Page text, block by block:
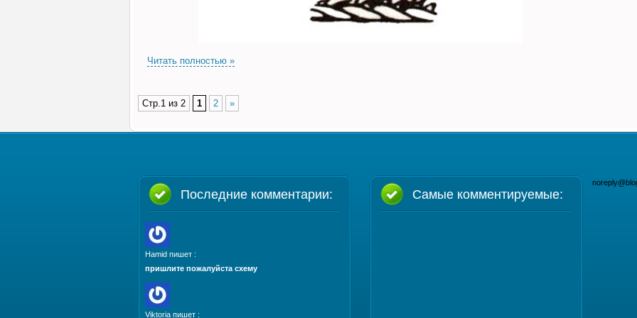
Читать полностью »
Стр.1 из 2 1 2 »
Последние комментарии:
Hamid пишет :
пришлите пожалуйста схему
Viktoria пишет :
Самые комментируемые: